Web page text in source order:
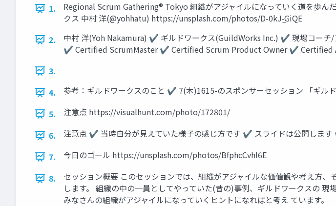
1.
Regional Scrum Gathering® Tokyo 組織がアジャイルになっていく道を歩ん
クス 中村 洋(@yohhatu) https://unsplash.com/photos/D-0kJ-̲GiQE
2.
中村 洋(Yoh Nakamura) ✔ ギルドワークス(GuildWorks Inc.) ✔ 現場コー
✔ Certiﬁed ScrumMaster ✔ Certiﬁed Scrum Product Owner ✔
3.
4.
参考：ギルドワークスのこと ✔ 7(木)1615-のスポンサーセッション 「ギル
5.
注意点 https://visualhunt.com/photo/172801/
6.
注意点 ✔ 当時自分が見えていた様子の感じ方です ✔ スライドは公開しま
7.
今日のゴール https://unsplash.com/photos/BfphcCvhl6E
8.
セッション概要 このセッションでは、組織がアジャイルな価値観や考え方
します。 組織の中の一員としてやっていた(昔の)事例、ギルドワークスの
みなさんの組織がアジャイルになっていくヒントになればと考え ています。